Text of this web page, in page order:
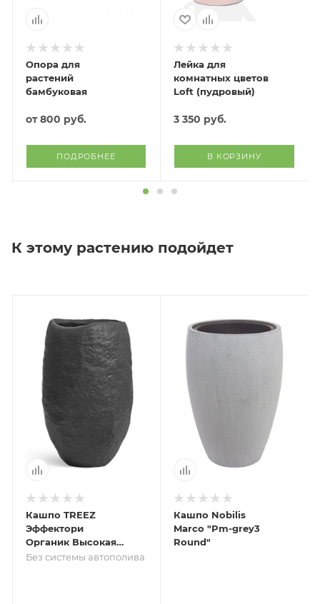
Опора для
растений
бамбуковая
от800 руб.
ПОДРОБНЕЕ
Лейка для
комнатных цветов
Loft (пудровый)
3 350 руб.
В КОРЗИНУ
К этому растению подойдет
Кашпо TREEZ
Эффектори
Органик Высокая
чаша Тёмно-серый
Без системы автополива
Кашпо Nobilis
Marco "Pm-grey3
Round"